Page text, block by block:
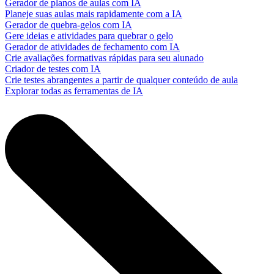
Gerador de planos de aulas com IA
Planeje suas aulas mais rapidamente com a IA
Gerador de quebra-gelos com IA
Gere ideias e atividades para quebrar o gelo
Gerador de atividades de fechamento com IA
Crie avaliações formativas rápidas para seu alunado
Criador de testes com IA
Crie testes abrangentes a partir de qualquer conteúdo de aula
Explorar todas as ferramentas de IA